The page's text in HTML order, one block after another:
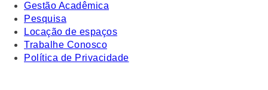
Gestão Acadêmica
Pesquisa
Locação de espaços
Trabalhe Conosco
Política de Privacidade